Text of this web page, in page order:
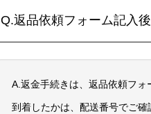
Q.返品依頼フォーム記入
A.返金手続きは、返品依頼フ
到着したかは、配送番号でご確